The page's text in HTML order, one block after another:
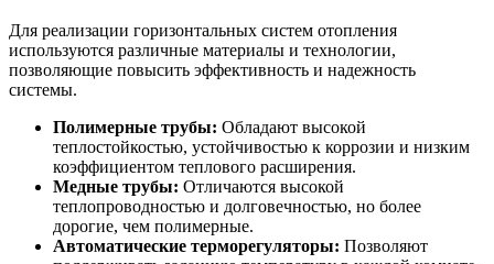
Для реализации горизонтальных систем отопления
используются различные материалы и технологии,
позволяющие повысить эффективность и надежность
системы.
Полимерные трубы: Обладают высокой
теплостойкостью, устойчивостью к коррозии и низким
коэффициентом теплового расширения.
Медные трубы: Отличаются высокой
теплопроводностью и долговечностью, но более
дорогие, чем полимерные.
Автоматические терморегуляторы: Позволяют